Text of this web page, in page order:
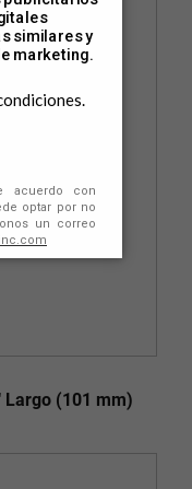
Largo (101 mm)